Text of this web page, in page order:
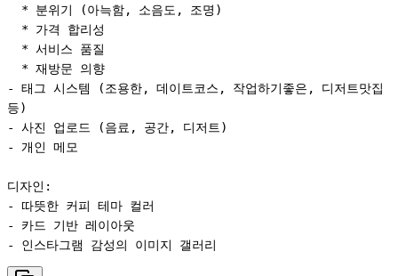
- 태그 시스템 (조용한, 데이트코스, 작업하기좋은, 디저트맛집
등)
- 사진 업로드 (음료, 공간, 디저트)
- 개인 메모
디자인:
- 따뜻한 커피 테마 컬러
- 카드 기반 레이아웃